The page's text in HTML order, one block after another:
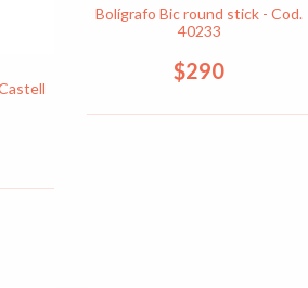
Bolígrafo Bic round stick - Cod.
40233
$290